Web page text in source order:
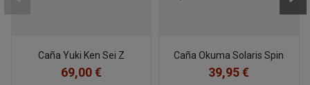
Caña Yuki Ken Sei Z
69,00 €
Caña Okuma Solaris Spin
39,95 €